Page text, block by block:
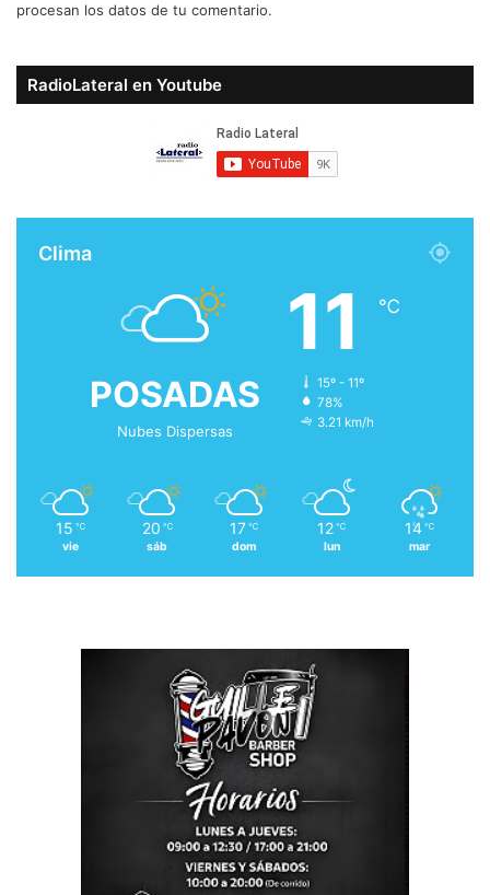
procesan los datos de tu comentario.
RadioLateral en Youtube
Clima
POSADAS
Nubes Dispersas
11 ℃
15º - 11º
78%
3.21 km/h
15 ℃
vie
20 ℃
sáb
17 ℃
dom
12 ℃
lun
14 ℃
mar